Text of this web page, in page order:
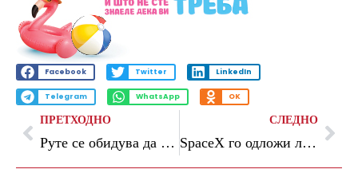
Facebook Twitter LinkedIn
Telegram WhatsApp OK
ПРЕТХОДНО
Руте се обидува да го задржи Трамп во НАТО. „Ова може да предизвика нов конфликт со ЕУ“
СЛЕДНО
SpaceX го одложи лансирањето на Starship